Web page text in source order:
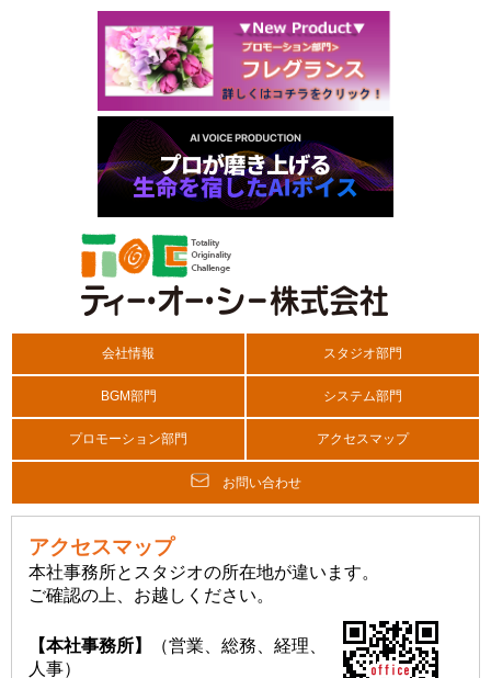
会社情報 スタジオ部門
BGM部門 システム部門
プロモーション部門 アクセスマップ
お問い合わせ
アクセスマップ
本社事務所とスタジオの所在地が違います。
ご確認の上、お越しください。
【本社事務所】
（営業、総務、経理、
人事）